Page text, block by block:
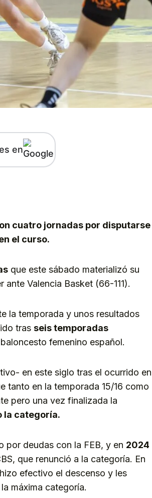
en
cuatro jornadas por disputarse
el curso.
que este sábado materializó su
ante Valencia Basket (66-111).
la temporada y unos resultados
tras seis temporadas
femenino español.
en este siglo tras el ocurrido en
tanto en la temporada 15/16 como
pero una vez finalizada la
la categoría.
por deudas con la FEB, y en 2024
que renunció a la categoría. En
efectivo el descenso y les
máxima categoría.